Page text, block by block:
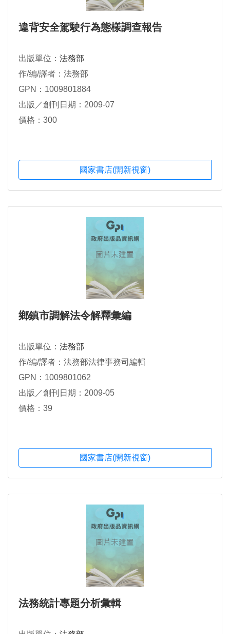
違背安全駕駛行為態樣調查報告
出版單位： 法務部
作/編/譯者：法務部
GPN：1009801884
出版／創刊日期：2009-07
價格：300
國家書店(開新視窗)
鄉鎮市調解法令解釋彙編
出版單位： 法務部
作/編/譯者：法務部法律事務司編輯
GPN：1009801062
出版／創刊日期：2009-05
價格：39
國家書店(開新視窗)
法務統計專題分析彙輯